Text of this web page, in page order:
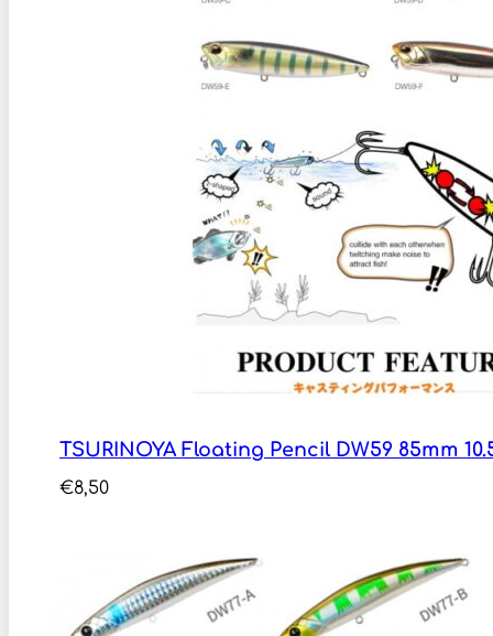
TSURINOYA Floating Pencil DW59 85mm
€8,50